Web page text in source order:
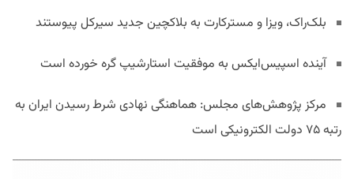
بلک‌راک، ویزا و مسترکارت به بلاکچین جدید سیرکل پیوستند
آینده اسپیس‌ایکس به موفقیت استارشیپ گره خورده است
مرکز پژوهش‌های مجلس: هماهنگی نهادی شرط رسیدن ایران به
رتبه ۷۵ دولت الکترونیکی است